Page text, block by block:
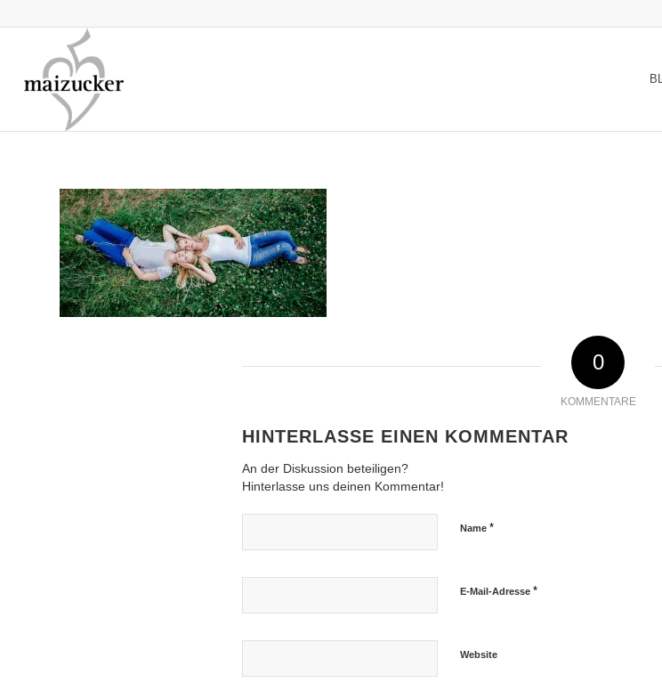
0
KOMMENTARE
HINTERLASSE EINEN KOMMENTAR
An der Diskussion beteiligen?
Hinterlasse uns deinen Kommentar!
Name *
E-Mail-Adresse *
Website